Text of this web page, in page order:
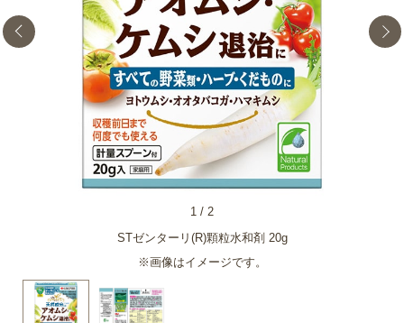
STゼンターリ(R)顆粒水和剤 20g
※画像はイメージです。
1 / 2